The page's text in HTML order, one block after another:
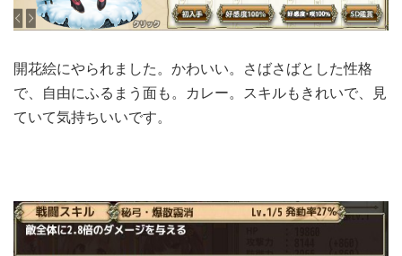
開花絵にやられました。かわいい。さばさばとした性格
で、自由にふるまう面も。カレー。スキルもきれいで、見
ていて気持ちいいです。